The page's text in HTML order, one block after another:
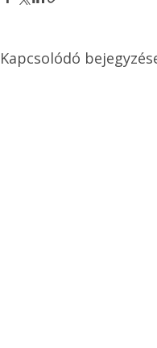
Kapcsolódó